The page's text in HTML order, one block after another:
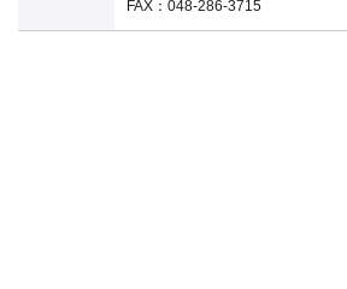
FAX：048-286-3715